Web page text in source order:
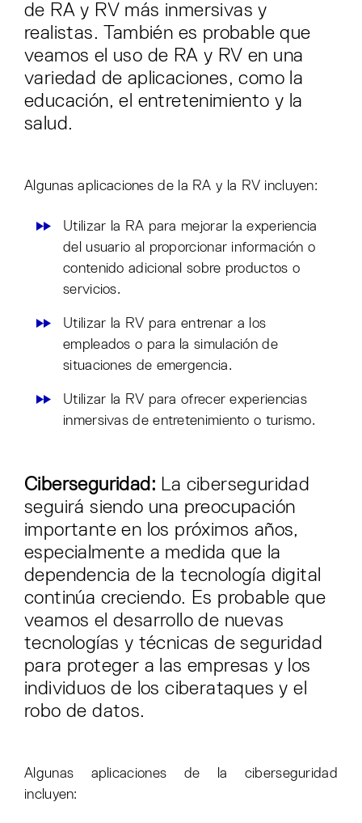
de RA y RV más inmersivas y
realistas. También es probable que
veamos el uso de RA y RV en una
variedad de aplicaciones, como la
educación, el entretenimiento y la
salud.
Algunas aplicaciones de la RA y la RV incluyen:
Utilizar la RA para mejorar la experiencia
del usuario al proporcionar información o
contenido adicional sobre productos o
servicios.
Utilizar la RV para entrenar a los
empleados o para la simulación de
situaciones de emergencia.
Utilizar la RV para ofrecer experiencias
inmersivas de entretenimiento o turismo.
Ciberseguridad: La ciberseguridad
seguirá siendo una preocupación
importante en los próximos años,
especialmente a medida que la
dependencia de la tecnología digital
continúa creciendo. Es probable que
veamos el desarrollo de nuevas
tecnologías y técnicas de seguridad
para proteger a las empresas y los
individuos de los ciberataques y el
robo de datos.
Algunas aplicaciones de la ciberseguridad
incluyen: